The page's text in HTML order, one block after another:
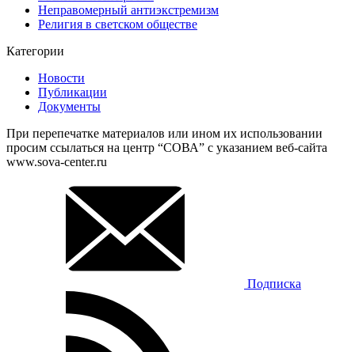
Неправомерный антиэкстремизм
Религия в светском обществе
Категории
Новости
Публикации
Документы
При перепечатке материалов или ином их использовании
просим ссылаться на центр “СОВА” с указанием веб-сайта
www.sova-center.ru
Подписка